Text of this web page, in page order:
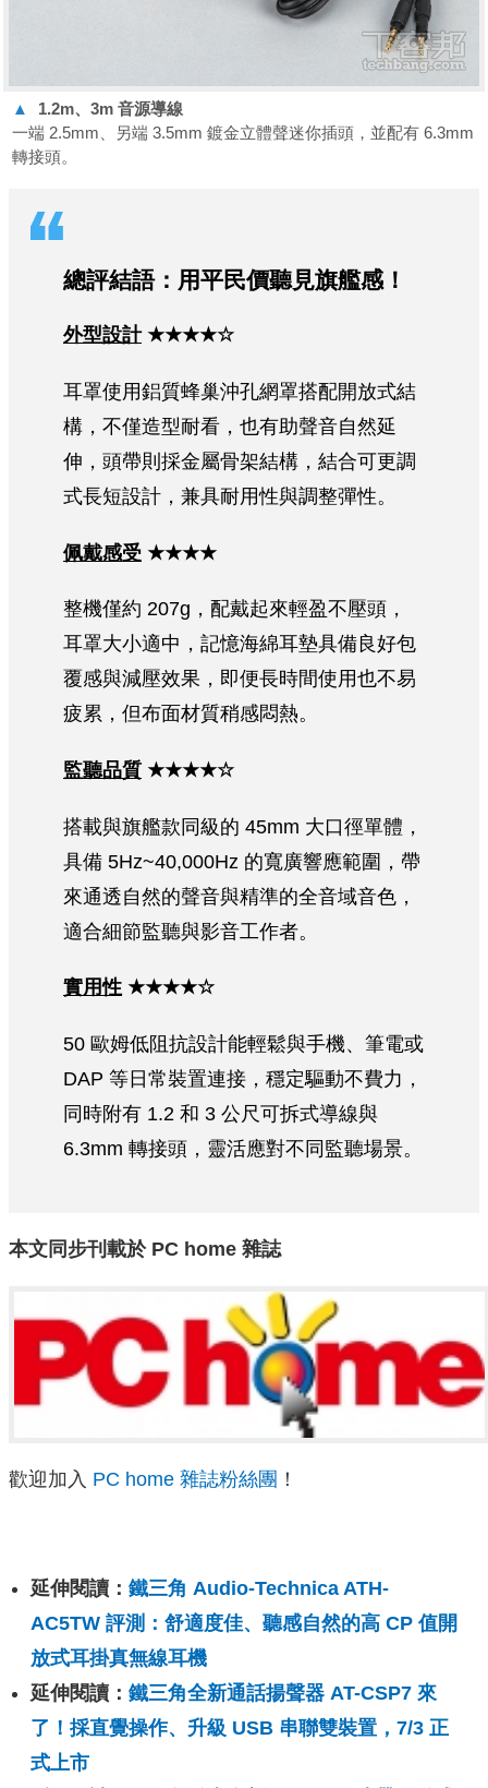
▲
1.2m、3m 音源導線
一端 2.5mm、另端 3.5mm 鍍金立體聲迷你插頭，並配有 6.3mm
轉接頭。
總評結語：用平民價聽見旗艦感！
外型設計★★★★☆
耳罩使用鋁質蜂巢沖孔網罩搭配開放式結
構，不僅造型耐看，也有助聲音自然延
伸，頭帶則採金屬骨架結構，結合可更調
式長短設計，兼具耐用性與調整彈性。
佩戴感受 ★★★★
整機僅約 207g，配戴起來輕盈不壓頭，
耳罩大小適中，記憶海綿耳墊具備良好包
覆感與減壓效果，即便長時間使用也不易
疲累，但布面材質稍感悶熱。
監聽品質 ★★★★☆
搭載與旗艦款同級的 45mm 大口徑單體，
具備 5Hz~40,000Hz 的寬廣響應範圍，帶
來通透自然的聲音與精準的全音域音色，
適合細節監聽與影音工作者。
實用性 ★★★★☆
50 歐姆低阻抗設計能輕鬆與手機、筆電或
DAP 等日常裝置連接，穩定驅動不費力，
同時附有 1.2 和 3 公尺可拆式導線與
6.3mm 轉接頭，靈活應對不同監聽場景。
本文同步刊載於PC home 雜誌
歡迎加入 PC home 雜誌粉絲團 ！
延伸閱讀： 鐵三角 Audio-Technica ATH-
AC5TW 評測：舒適度佳、聽感自然的高 CP 值開
放式耳掛真無線耳機
延伸閱讀： 鐵三角全新通話揚聲器 AT-CSP7 來
了！採直覺操作、升級 USB 串聯雙裝置，7/3 正
式上市